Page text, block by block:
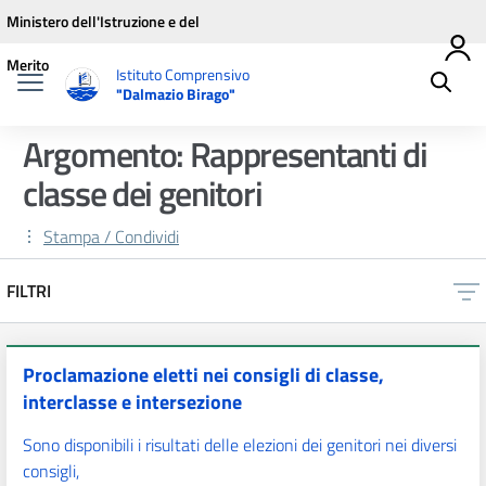
Vai ai contenuti
Vai al menu di navigazione
Vai al footer
Ministero dell'Istruzione e del
Merito
Istituto Comprensivo
"Dalmazio Birago"
Argomento: Rappresentanti di
classe dei genitori
Stampa / Condividi
FILTRI
Proclamazione eletti nei consigli di classe,
interclasse e intersezione
Sono disponibili i risultati delle elezioni dei genitori nei diversi
consigli,